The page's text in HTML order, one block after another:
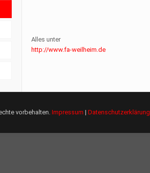
Alles unter
http://www.fa-weilheim.de
vorbehalten.Impressum | Datenschutzerklärung